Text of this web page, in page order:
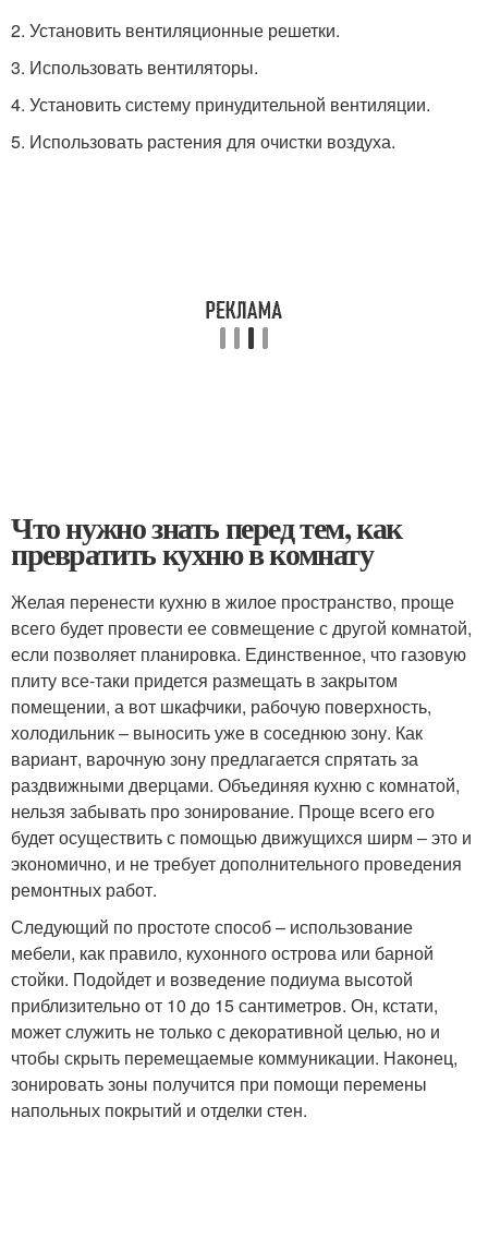
2. Установить вентиляционные решетки.
3. Использовать вентиляторы.
4. Установить систему принудительной вентиляции.
5. Использовать растения для очистки воздуха.
Что нужно знать перед тем, как
превратить кухню в комнату
Желая перенести кухню в жилое пространство, проще
всего будет провести ее совмещение с другой комнатой,
если позволяет планировка. Единственное, что газовую
плиту все-таки придется размещать в закрытом
помещении, а вот шкафчики, рабочую поверхность,
холодильник – выносить уже в соседнюю зону. Как
вариант, варочную зону предлагается спрятать за
раздвижными дверцами. Объединяя кухню с комнатой,
нельзя забывать про зонирование. Проще всего его
будет осуществить с помощью движущихся ширм – это и
экономично, и не требует дополнительного проведения
ремонтных работ.
Следующий по простоте способ – использование
мебели, как правило, кухонного острова или барной
стойки. Подойдет и возведение подиума высотой
приблизительно от 10 до 15 сантиметров. Он, кстати,
может служить не только с декоративной целью, но и
чтобы скрыть перемещаемые коммуникации. Наконец,
зонировать зоны получится при помощи перемены
напольных покрытий и отделки стен.